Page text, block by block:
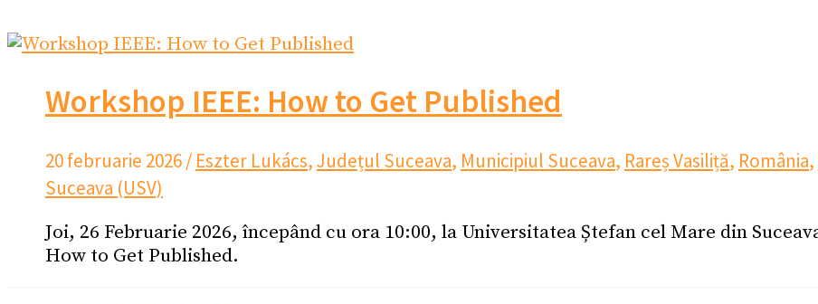
Workshop IEEE: How to Get Published
20 februarie 2026/ Eszter Lukács,Județul Suceava, Municipiul Suceava, Rareș Vasiliță, România,
Suceava (USV)
Joi, 26 Februarie 2026, începând cu ora 10:00, la Universitatea Ștefan cel Mare din
How to Get Published.